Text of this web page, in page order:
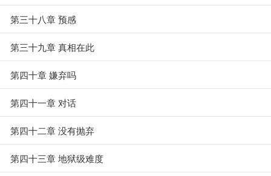
第三十八章 预感
第三十九章 真相在此
第四十章 嫌弃吗
第四十一章 对话
第四十二章 没有抛弃
第四十三章 地狱级难度